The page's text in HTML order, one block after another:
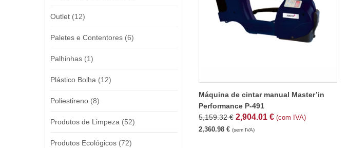
Outlet (12)
Paletes e Contentores (6)
Palhinhas (1)
Plástico Bolha (12)
Poliestireno (8)
Produtos de Limpeza (52)
Produtos Ecológicos (72)
Máquina de cintar manual Master’in
Performance P-491
5,159.32€ 2,904.01 € (com IVA)
2,360.98 € (sem IVA)